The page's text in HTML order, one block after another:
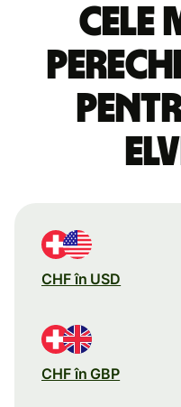
Cele
CHF în USD
CHF în GBP